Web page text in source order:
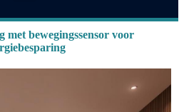
met bewegingssensor voor